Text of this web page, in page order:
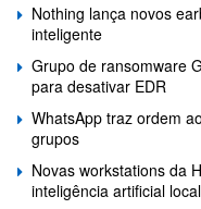
Nothing lança novos
inteligente
Grupo de ransomware
para desativar EDR
WhatsApp traz ordem
grupos
Novas workstations da
inteligência artificial local